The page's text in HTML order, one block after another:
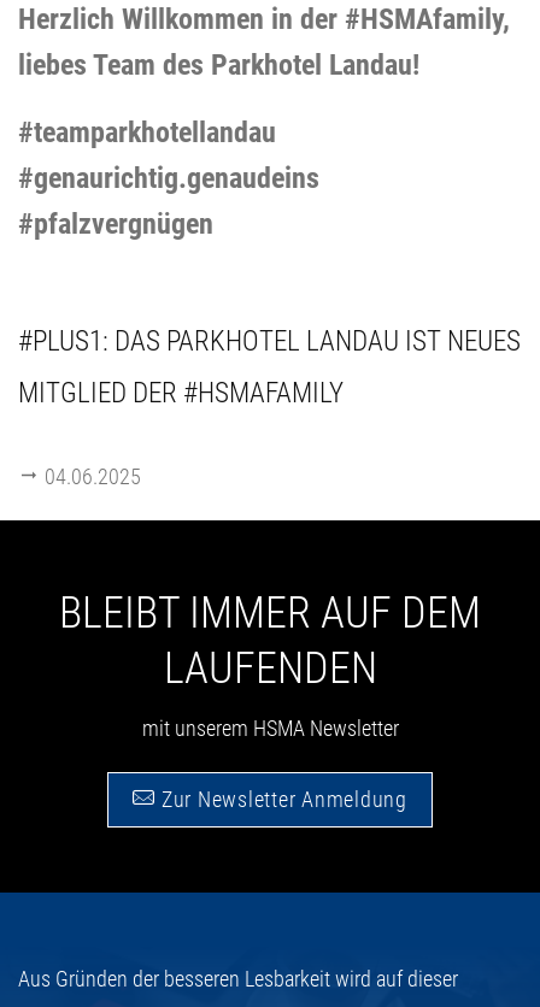
Herzlich Willkommen in der #HSMAfamily,
liebes Team des Parkhotel Landau!
#teamparkhotellandau
#genaurichtig.genaudeins
#pfalzvergnügen
#PLUS1: DAS PARKHOTEL LANDAU IST NEUES
MITGLIED DER #HSMAFAMILY
04.06.2025
BLEIBT IMMER AUF DEM
LAUFENDEN
mit unserem HSMA Newsletter
Zur Newsletter Anmeldung
Aus Gründen der besseren Lesbarkeit wird auf dieser